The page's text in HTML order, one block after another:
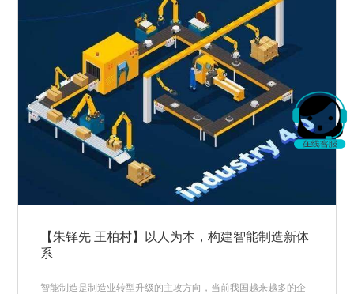
【朱铎先 王柏村】以人为本，构建智能制造新体
系
智能制造是制造业转型升级的主攻方向，当前我国越来越多的企